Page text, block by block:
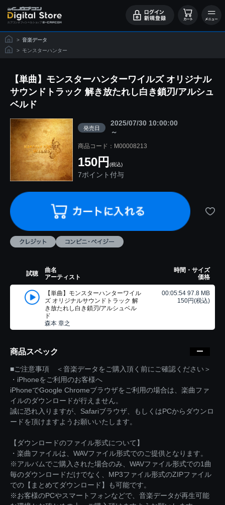
> 音楽データ
> モンスターハンター
【単曲】モンスターハンターワイルズ オリジナル
サウンドトラック 解き放たれし白き鎖刃/アルシュ
ベルド
発売日
2025/07/30 10:00:00
～
商品コード：M00008213
150円 (税込)
7ポイント付与
試聴
曲名
アーティスト
時間・サイズ
価格
【単曲】モンスターハンターワイル
ズ オリジナルサウンドトラック 解
き放たれし白き鎖刃/アルシュベル
ド
森本 章之
00:05:54 97.8 MB
150円(税込)
商品スペック
■ご注意事項 ＜音楽データをご購入頂く前にご確認ください＞
・iPhoneをご利用のお客様へ
iPhoneでGoogle Chromeブラウザをご利用の場合は、楽曲ファ
イルのダウンロードが行えません。
誠に恐れ入りますが、Safariブラウザ、もしくはPCからダウンロ
ードを頂けますようお願いいたします。
【ダウンロードのファイル形式について】
・楽曲ファイルは、WAVファイル形式でのご提供となります。
※アルバムでご購入された場合のみ、WAVファイル形式での1曲
毎のダウンロードだけでなく、MP3ファイル形式のZIPファイル
での【まとめてダウンロード】も可能です。
※お客様のPCやスマートフォンなどで、音楽データが再生可能